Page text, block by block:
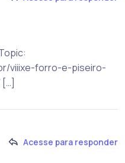
viiixe-forro-e-piseiro-
Acesse para responder